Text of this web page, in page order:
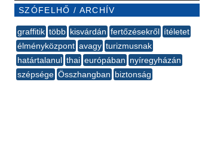
SZÓFELHŐ / ARCHÍV
graffitik több kisvárdán fertőzésekről ítéletet
élményközpont avagy turizmusnak
határtalanul thai európában nyíregyházán
szépsége Összhangban biztonság